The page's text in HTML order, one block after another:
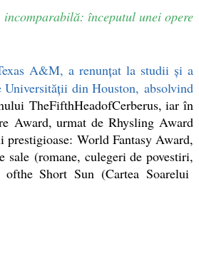
începutul unei opere
A&M, a renunţat la studii şi a
din Houston, absolvind
TheFifthHeadofCerberus, iar în
Award, urmat de Rhysling Award
World Fantasy Award,
(romane, culegeri de povestiri,
Short Sun (Cartea Soarelui